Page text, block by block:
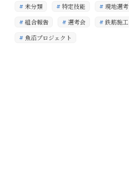
未分類
特定技能
現地選考
組合報告
選考会
鉄筋施工
魚沼プロジェクト